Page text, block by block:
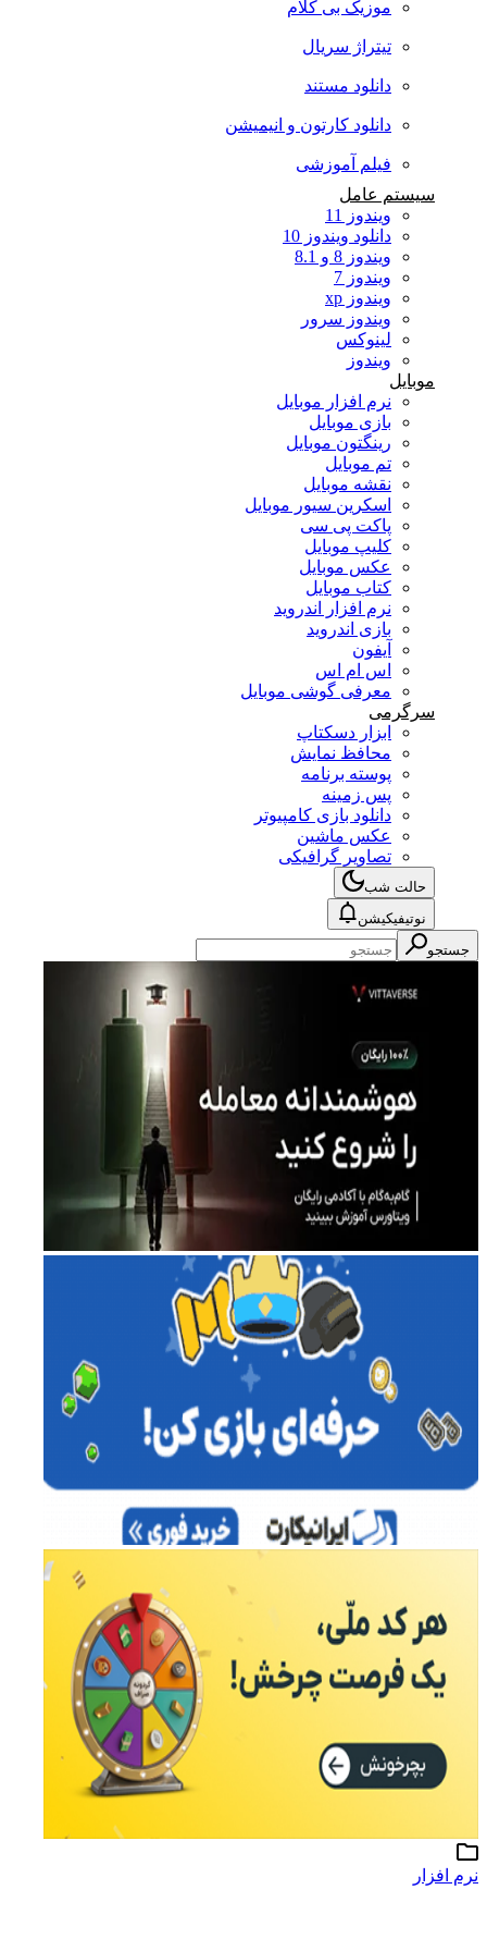
موزیک بی کلام
تیتراژ سریال
دانلود مستند
دانلود کارتون و انیمیشن
فیلم آموزشی
سیستم عامل
ویندوز 11
دانلود ویندوز 10
ویندوز 8 و 8.1
ویندوز 7
ویندوز xp
ویندوز سرور
لینوکس
ویندوز
موبایل
نرم افزار موبایل
بازی موبایل
رینگتون موبایل
تم موبایل
نقشه موبایل
اسکرین سیور موبایل
پاکت پی سی
کلیپ موبایل
عکس موبایل
کتاب موبایل
نرم افزار اندروید
بازی اندروید
آیفون
اس ام اس
معرفی گوشی موبایل
سرگرمی
ابزار دسکتاپ
محافظ نمایش
پوسته برنامه
پس زمینه
دانلود بازی کامپیوتر
عکس ماشین
تصاویر گرافیکی
حالت شب
نوتیفیکیشن
جستجو
نرم افزار